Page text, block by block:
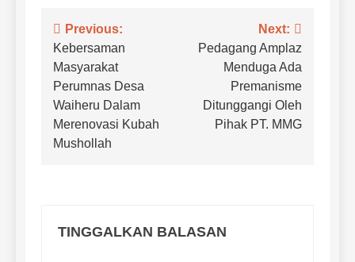
Navigasi
pos
Previous:
Kebersaman
Masyarakat
Perumnas Desa
Waiheru Dalam
Merenovasi Kubah
Mushollah
Next:
Pedagang Amplaz
Menduga Ada
Premanisme
Ditunggangi Oleh
Pihak PT. MMG
TINGGALKAN BALASAN